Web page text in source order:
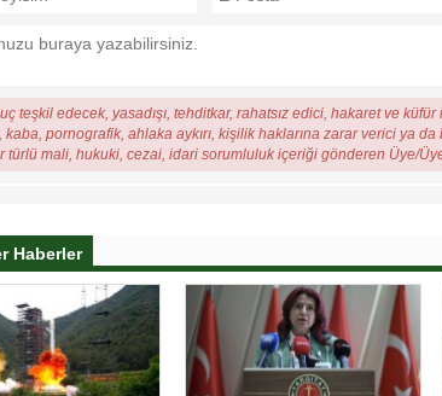
teşkil edecek, yasadışı, tehditkar, rahatsız edici, hakaret ve küfür
kaba, pornografik, ahlaka aykırı, kişilik haklarına zarar verici ya
türlü mali, hukuki, cezai, idari sorumluluk içeriği gönderen Üye/
Haberler